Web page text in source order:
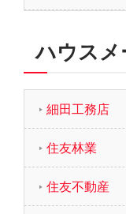
ハウスメ
細田工務店
住友林業
住友不動産